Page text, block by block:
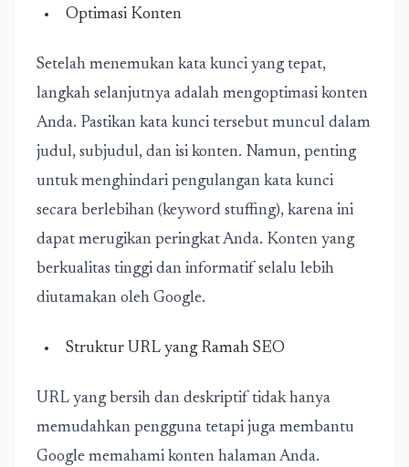
Optimasi Konten
Setelah menemukan kata kunci yang tepat,
langkah selanjutnya adalah mengoptimasi konten
Anda. Pastikan kata kunci tersebut muncul dalam
judul, subjudul, dan isi konten. Namun, penting
untuk menghindari pengulangan kata kunci
secara berlebihan (keyword stuffing), karena ini
dapat merugikan peringkat Anda. Konten yang
berkualitas tinggi dan informatif selalu lebih
diutamakan oleh Google.
Struktur URL yang Ramah SEO
URL yang bersih dan deskriptif tidak hanya
memudahkan pengguna tetapi juga membantu
Google memahami konten halaman Anda.